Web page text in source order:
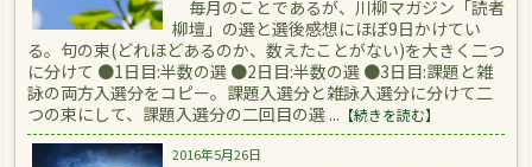
毎月のことであるが、川柳マガジン「読者
柳壇」の選と選後感想にほぼ9日かけてい
る。句の束(どれほどあるのか、数えたことがない)を大きく二つ
に分けて ●1日目:半数の選 ●2日目:半数の選 ●3日目:課題と雑
詠の両方入選分をコピー。課題入選分と雑詠入選分に分けて二
つの束にして、課題入選分の二回目の選 ... 【続きを読む】
2016年5月26日